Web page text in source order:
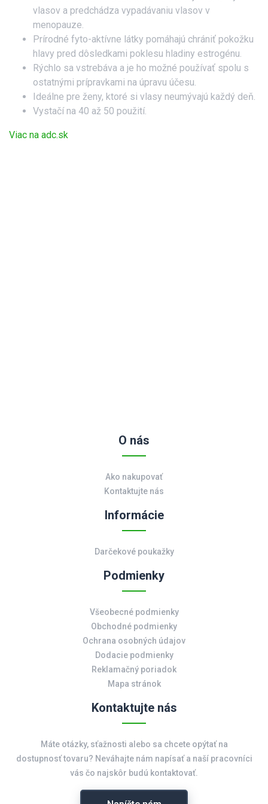
vlasov a predchádza vypadávaniu vlasov v
menopauze.
Prírodné fyto-aktívne látky pomáhajú chrániť pokožku
hlavy pred dôsledkami poklesu hladiny estrogénu.
Rýchlo sa vstrebáva a je ho možné používať spolu s
ostatnými prípravkami na úpravu účesu.
Ideálne pre ženy, ktoré si vlasy neumývajú každý deň.
Vystačí na 40 až 50 použití.
Viac na adc.sk
O nás
Ako nakupovať
Kontaktujte nás
Informácie
Darčekové poukažky
Podmienky
Všeobecné podmienky
Obchodné podmienky
Ochrana osobných údajov
Dodacie podmienky
Reklamačný poriadok
Mapa stránok
Kontaktujte nás
Máte otázky, sťažnosti alebo sa chcete opýtať na
dostupnosť tovaru? Neváhajte nám napísať a naší pracovníci
vás čo najskôr budú kontaktovať.